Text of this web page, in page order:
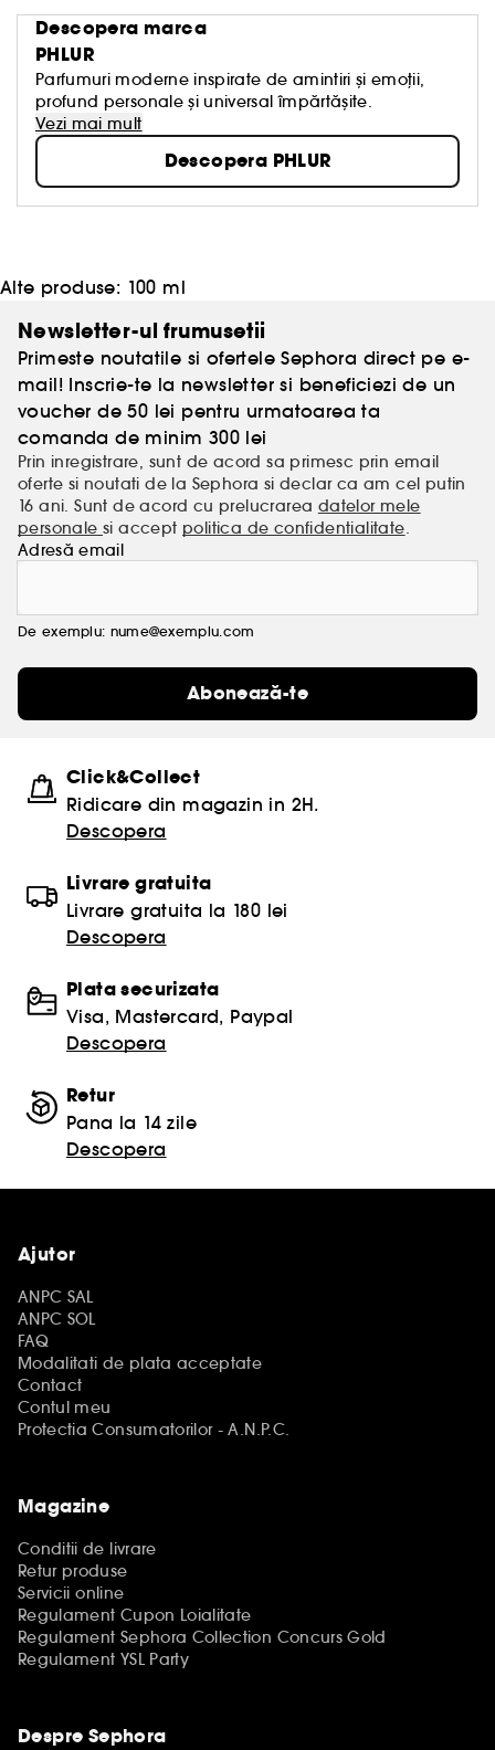
Descopera marca
PHLUR
Parfumuri moderne inspirate de amintiri și emoții,
profund personale și universal împărtășite.
Vezi mai mult
Descopera PHLUR
Alte produse: 100 ml
Newsletter-ul frumusetii
Primeste noutatile si ofertele Sephora direct pe e-
mail! Inscrie-te la newsletter si beneficiezi de un
voucher de 50 lei pentru urmatoarea ta
comanda de minim 300 lei
Prin inregistrare, sunt de acord sa primesc prin email
oferte si noutati de la Sephora si declar ca am cel putin
16 ani. Sunt de acord cu prelucrarea datelor mele
personalesi accept politica de confidentialitate.
Adresă email
De exemplu: nume@exemplu.com
Abonează-te
Click&Collect
Ridicare din magazin in 2H.
Descopera
Livrare gratuita
Livrare gratuita la 180 lei
Descopera
Plata securizata
Visa, Mastercard, Paypal
Descopera
Retur
Pana la 14 zile
Descopera
Ajutor
ANPC SAL
ANPC SOL
FAQ
Modalitati de plata acceptate
Contact
Contul meu
Protectia Consumatorilor - A.N.P.C.
Magazine
Conditii de livrare
Retur produse
Servicii online
Regulament Cupon Loialitate
Regulament Sephora Collection Concurs Gold
Regulament YSL Party
Despre Sephora